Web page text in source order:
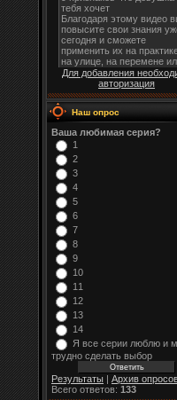
Для добавления
авторизация
Наш опрос
Ваша любимая серия?
1
2
3
4
5
6
7
8
9
10
11
12
13
14
Я все серии люблю и
трудно сделать выбор
Результаты
Архив
Всего ответов: 133